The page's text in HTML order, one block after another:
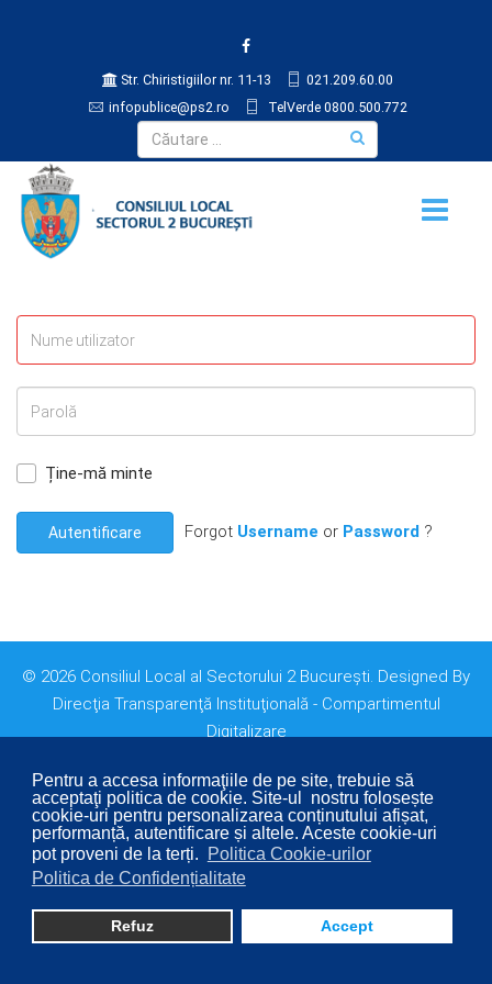
Pentru a accesa informaţiile de pe site, trebuie să
acceptaţi politica de cookie. Site-ul nostru folosește
cookie-uri pentru personalizarea conținutului afișat,
performanță, autentificare și altele. Aceste cookie-uri
pot proveni de la terți.
Politica Cookie-urilor
Politica de Confidențialitate
Refuz Accept
Str. Chiristigiilor nr. 11-13
021.209.60.00
infopublice@ps2.ro
TelVerde 0800.500.772
Ține-mă minte
Autentificare Forgot Username or Password ?
© 2026 Consiliul Local al Sectorului 2 București. Designed By
Direcţia Transparenţă Instituţională - Compartimentul
Digitalizare